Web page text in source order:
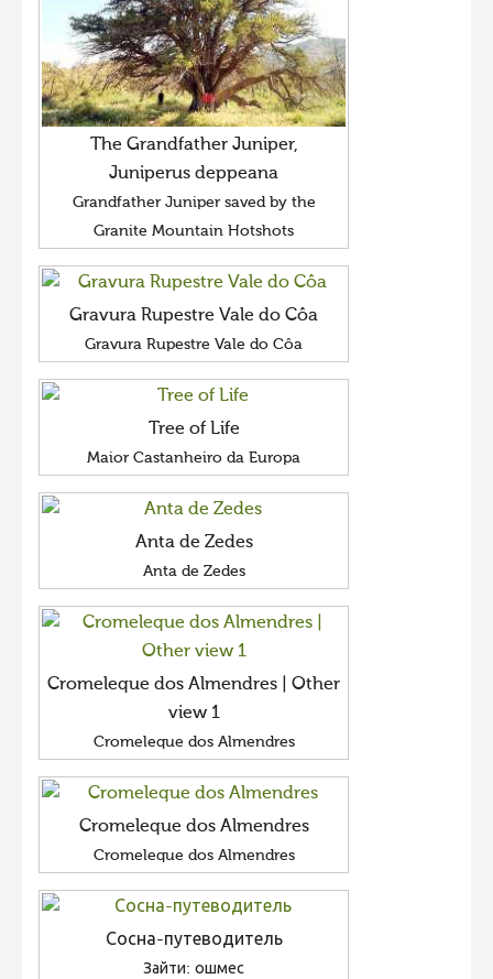
The Grandfather Juniper,
Juniperus deppeana
Grandfather Juniper saved by the
Granite Mountain Hotshots
Gravura Rupestre Vale do Côa
Gravura Rupestre Vale do Côa
Tree of Life
Maior Castanheiro da Europa
Anta de Zedes
Anta de Zedes
Cromeleque dos Almendres | Other
view 1
Cromeleque dos Almendres
Cromeleque dos Almendres
Cromeleque dos Almendres
Сосна-путеводитель
Зайти: ошмес